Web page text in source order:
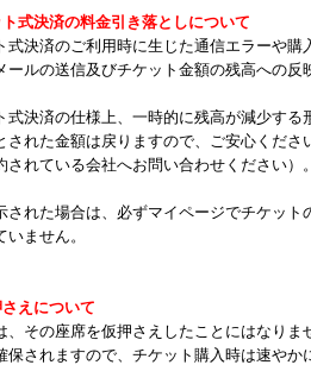
式決済の料金引き落としについて
式決済のご利用時に生じた通信エラーや
ールの送信及びチケット金額の残高への反
式決済の仕様上、一時的に残高が減少す
された金額は戻りますので、ご安心くだ
れている会社へお問い合わせください）。
れた場合は、必ずマイページでチケッ
ません。
えについて
その座席を仮押さえしたことにはなりま
されますので、チケット購入時は速やか